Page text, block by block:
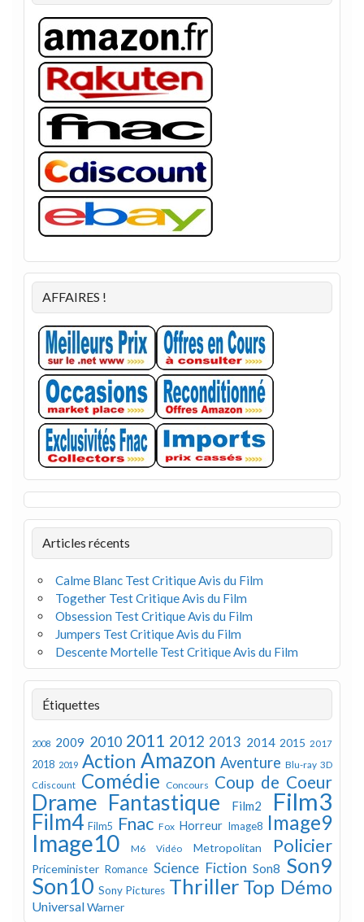
AFFAIRES !
Articles récents
Calme Blanc Test Critique Avis du Film
Together Test Critique Avis du Film
Obsession Test Critique Avis du Film
Jumpers Test Critique Avis du Film
Descente Mortelle Test Critique Avis du Film
Étiquettes
2008 2009 2010 2011 2012 2013 2014 2015 2017
2018 2019 Action Amazon Aventure Blu-ray 3D
Cdiscount Comédie Concours Coup de Coeur
Drame Fantastique Film2 Film3
Film4 Film5 Fnac Fox Horreur Image8 Image9
Image10 M6 Vidéo Metropolitan Policier
Priceminister Romance Science Fiction Son8 Son9
Son10 Sony Pictures Thriller Top Démo
UniversalWarner